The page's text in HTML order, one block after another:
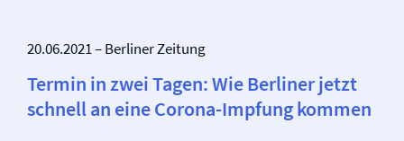
20.06.2021 – Berliner Zeitung
Termin in zwei Tagen: Wie Berliner jetzt
schnell an eine Corona-Impfung kommen